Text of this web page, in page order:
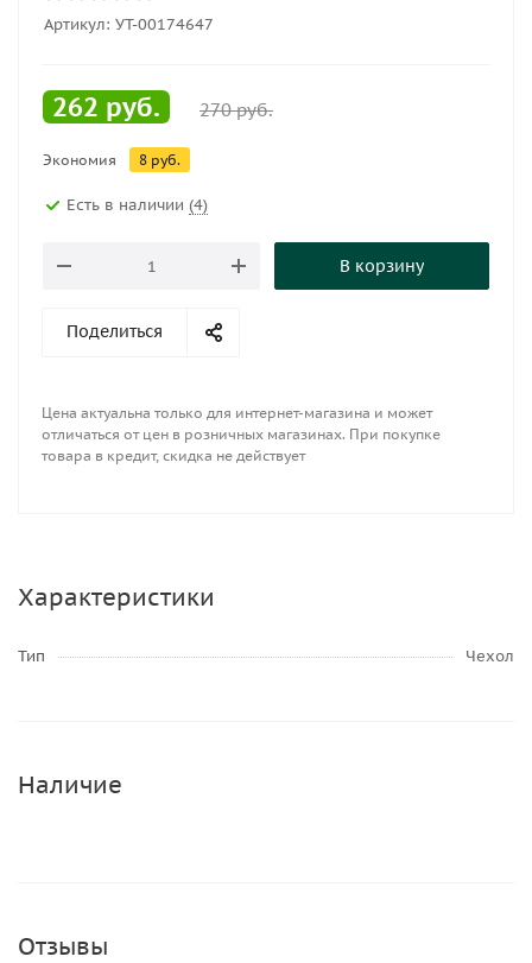
Артикул: УТ-00174647
262 руб. 270руб.
Экономия 8 руб.
Есть в наличии (4)
В корзину
Поделиться
Цена актуальна только для интернет-магазина и может
отличаться от цен в розничных магазинах. При покупке
товара в кредит, скидка не действует
Характеристики
Тип Чехол
Наличие
Отзывы